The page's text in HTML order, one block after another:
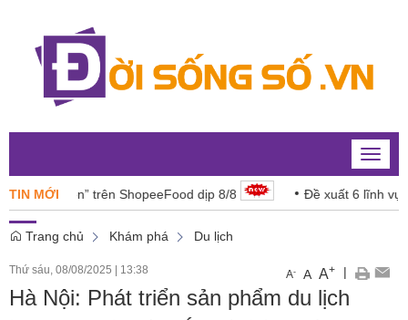
Toggle
TIN MỚI
tiền” trên ShopeeFood dịp 8/8 Đề xuất 6 lĩnh vực năng
Trang chủ Khám phá Du lịch
Thứ sáu, 08/08/2025 13:38 A- A A+ |
Hà Nội: Phát triển sản phẩm du lịch